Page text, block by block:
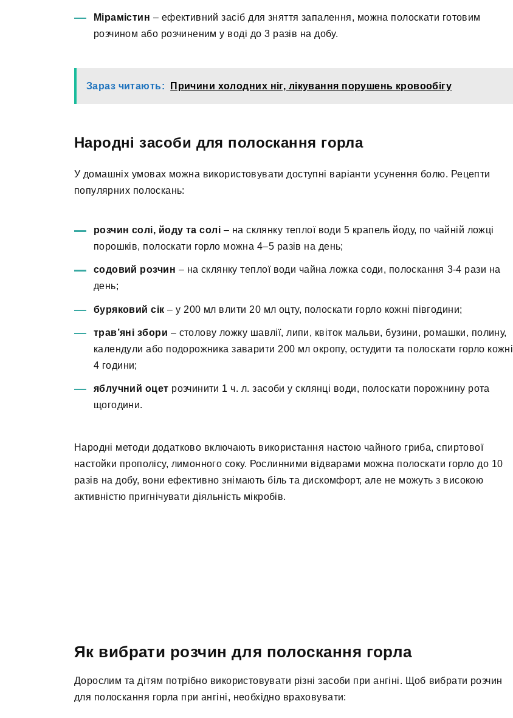
Мірамістин – ефективний засіб для зняття запалення, можна полоскати готовим
розчином або розчиненим у воді до 3 разів на добу.
Зараз читають: Причини холодних ніг, лікування порушень кровообігу
Народні засоби для полоскання горла
У домашніх умовах можна використовувати доступні варіанти усунення болю. Рецепти
популярних полоскань:
розчин солі, йоду та солі – на склянку теплої води 5 крапель йоду, по чайній ложці
порошків, полоскати горло можна 4–5 разів на день;
содовий розчин – на склянку теплої води чайна ложка соди, полоскання 3-4 рази на
день;
буряковий сік – у 200 мл влити 20 мл оцту, полоскати горло кожні півгодини;
трав’яні збори – столову ложку шавлії, липи, квіток мальви, бузини, ромашки, полину,
календули або подорожника заварити 200 мл окропу, остудити та полоскати горло кожні
4 години;
яблучний оцет розчинити 1 ч. л. засоби у склянці води, полоскати порожнину рота
щогодини.
Народні методи додатково включають використання настою чайного гриба, спиртової
настойки прополісу, лимонного соку. Рослинними відварами можна полоскати горло до 10
разів на добу, вони ефективно знімають біль та дискомфорт, але не можуть з високою
активністю пригнічувати діяльність мікробів.
Як вибрати розчин для полоскання горла
Дорослим та дітям потрібно використовувати різні засоби при ангіні. Щоб вибрати розчин
для полоскання горла при ангіні, необхідно враховувати: